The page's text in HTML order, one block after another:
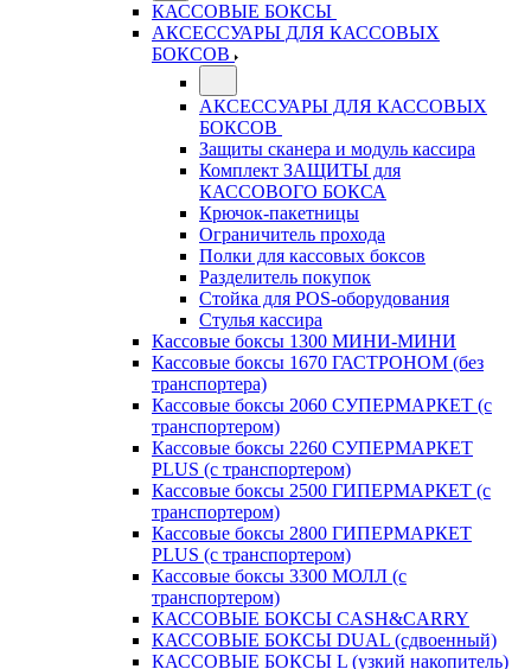
КАССОВЫЕ БОКСЫ
АКСЕССУАРЫ ДЛЯ КАССОВЫХ
БОКСОВ
АКСЕССУАРЫ ДЛЯ КАССОВЫХ
БОКСОВ
Защиты сканера и модуль кассира
Комплект ЗАЩИТЫ для
КАССОВОГО БОКСА
Крючок-пакетницы
Ограничитель прохода
Полки для кассовых боксов
Разделитель покупок
Стойка для POS-оборудования
Стулья кассира
Кассовые боксы 1300 МИНИ-МИНИ
Кассовые боксы 1670 ГАСТРОНОМ (без
транспортера)
Кассовые боксы 2060 СУПЕРМАРКЕТ (с
транспортером)
Кассовые боксы 2260 СУПЕРМАРКЕТ
PLUS (с транспортером)
Кассовые боксы 2500 ГИПЕРМАРКЕТ (с
транспортером)
Кассовые боксы 2800 ГИПЕРМАРКЕТ
PLUS (с транспортером)
Кассовые боксы 3300 МОЛЛ (с
транспортером)
КАССОВЫЕ БОКСЫ CASH&CARRY
КАССОВЫЕ БОКСЫ DUAL (сдвоенный)
КАССОВЫЕ БОКСЫ L (узкий накопитель)